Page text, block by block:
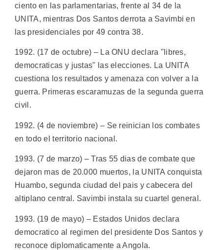
ciento en las parlamentarias, frente al 34 de la
UNITA, mientras Dos Santos derrota a Savimbi en
las presidenciales por 49 contra 38.
1992. (17 de octubre) – La ONU declara "libres,
democraticas y justas" las elecciones. La UNITA
cuestiona los resultados y amenaza con volver a la
guerra. Primeras escaramuzas de la segunda guerra
civil.
1992. (4 de noviembre) – Se reinician los combates
en todo el territorio nacional.
1993. (7 de marzo) – Tras 55 dias de combate que
dejaron mas de 20.000 muertos, la UNITA conquista
Huambo, segunda ciudad del pais y cabecera del
altiplano central. Savimbi instala su cuartel general.
1993. (19 de mayo) – Estados Unidos declara
democratico al regimen del presidente Dos Santos y
reconoce diplomaticamente a Angola.